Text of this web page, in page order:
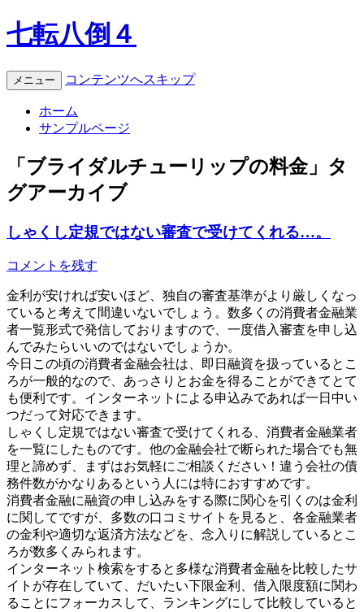
七転八倒４
メニュー コンテンツへスキップ
ホーム
サンプルページ
「 ブライダルチューリップの料金」タ
グアーカイブ
しゃくし定規ではない審査で受けてくれる…。
コメントを残す
金利が安ければ安いほど、独自の審査基準がより厳しくなっ
ていると考えて間違いないでしょう。数多くの消費者金融業
者一覧形式で発信しておりますので、一度借入審査を申し込
んでみたらいいのではないでしょうか。
今日この頃の消費者金融会社は、即日融資を扱っているとこ
ろが一般的なので、あっさりとお金を得ることができてとて
も便利です。インターネットによる申込みであれば一日中い
つだって対応できます。
しゃくし定規ではない審査で受けてくれる、消費者金融業者
を一覧にしたものです。他の金融会社で断られた場合でも無
理と諦めず、まずはお気軽にご相談ください！違う会社の債
務件数がかなりあるという人には特におすすめです。
消費者金融に融資の申し込みをする際に関心を引くのは金利
に関してですが、多数の口コミサイトを見ると、各金融業者
の金利や適切な返済方法などを、念入りに解説しているとこ
ろが数多くみられます。
インターネット検索をすると多様な消費者金融を比較したサ
イトが存在していて、だいたい下限金利、借入限度額に関わ
ることにフォーカスして、ランキングにして比較していると